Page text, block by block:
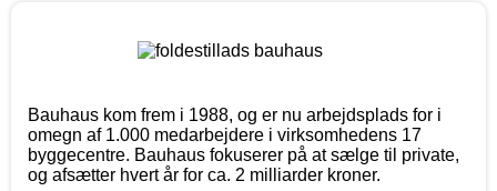
Bauhaus kom frem i 1988, og er nu arbejdsplads for i
omegn af 1.000 medarbejdere i virksomhedens 17
byggecentre. Bauhaus fokuserer på at sælge til private,
og afsætter hvert år for ca. 2 milliarder kroner.